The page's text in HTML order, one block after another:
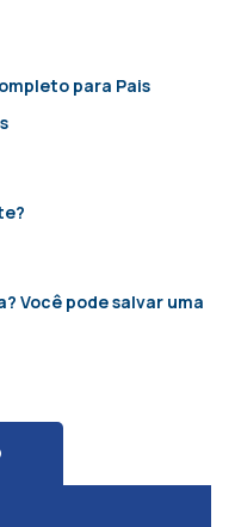
para Pais
Você pode salvar uma